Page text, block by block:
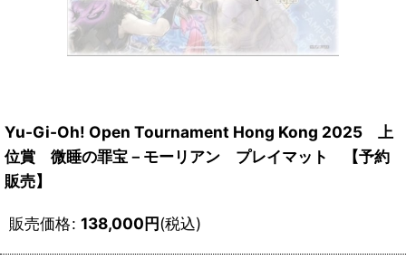
Yu-Gi-Oh! Open Tournament Hong Kong 2025 上
位賞 微睡の罪宝－モーリアン プレイマット 【予約
販売】
販売価格: 138,000円(税込)